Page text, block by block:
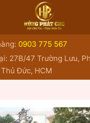
0903 775 567
27B/47 Trường Lưu,
Đức, HCM